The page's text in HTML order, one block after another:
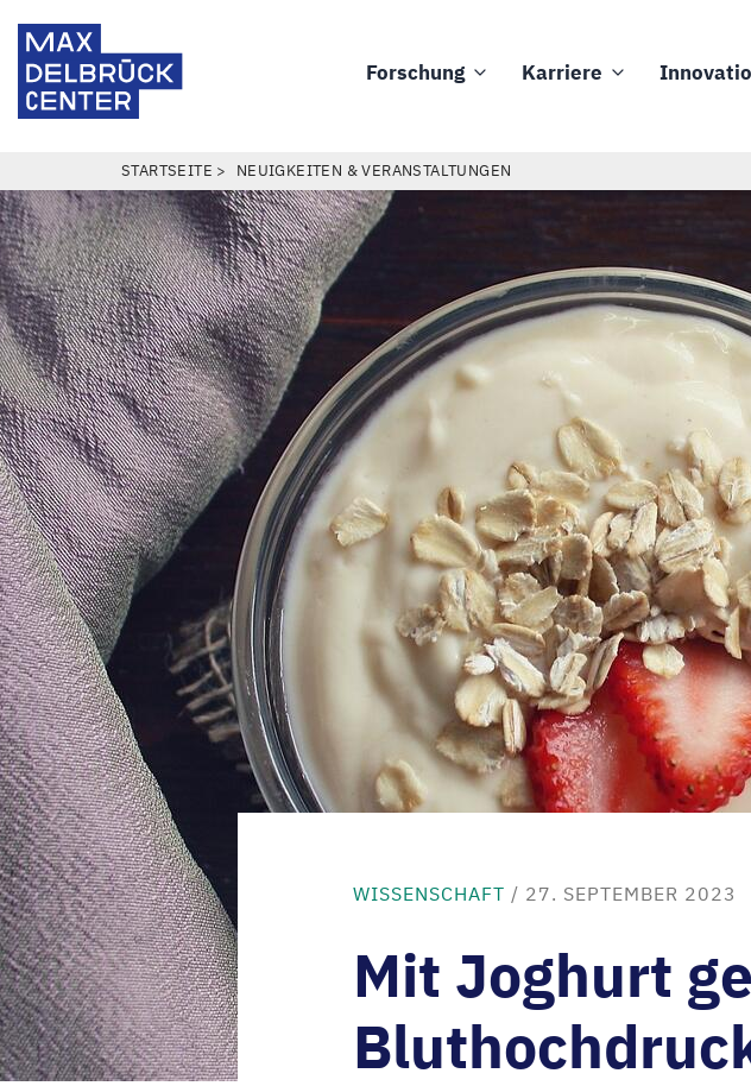
zum
Inhalt
Forschung Karriere
PFADNAVIGATION
STARTSEITE NEUIGKEITEN & VERANSTALTUNGEN
WISSENSCHAFT / 27. SEPTEMBER 2023
Mit Joghurt